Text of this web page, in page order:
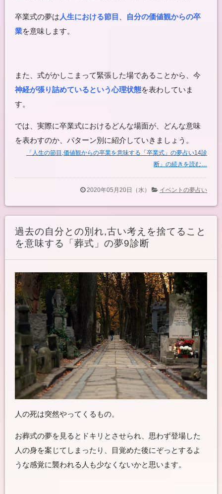
卒業式の夢は 人生における節目
自分の価値観からの卒
業を意味します。
また、式がかしこまって緊張した場であることから、今
神経が張り詰めているという心理状態を表わしていま
す。
では、実際に卒業式におけるどんな場面が、どんな意味
を表わすのか、パターン別に紹介していきましょう。
「人生の節目,価値観からの卒業を意味する「卒業式」の夢占い14診
断」の続きを読む…
2020年05月20日（水） イベントの夢占い
過去の自分との別れ,古い考えを捨てること
を意味する「葬式」の夢9診断
人の死は突然やってくるもの。
お葬式の夢を見るとドキリとさせられ、思わず登場した
人の身を案じてしまったり、目覚めた後にぞっとするよ
うな感覚に襲われる人も少なくないかと思います。